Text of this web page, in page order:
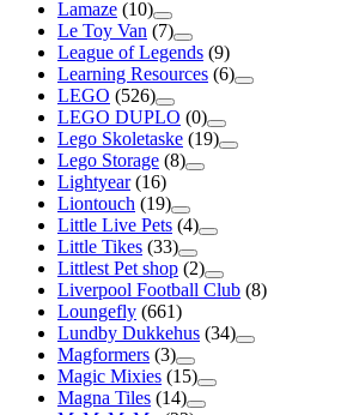
Lamaze (10)
Le Toy Van (7)
League of Legends (9)
Learning Resources (6)
LEGO (526)
LEGO DUPLO (0)
Lego Skoletaske (19)
Lego Storage (8)
Lightyear (16)
Liontouch (19)
Little Live Pets (4)
Little Tikes (33)
Littlest Pet shop (2)
Liverpool Football Club (8)
Loungefly (661)
Lundby Dukkehus (34)
Magformers (3)
Magic Mixies (15)
Magna Tiles (14)